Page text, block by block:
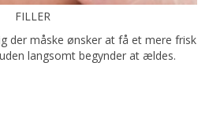
FILLER
der måske ønsker at få et mere frisk
langsomt begynder at ældes.